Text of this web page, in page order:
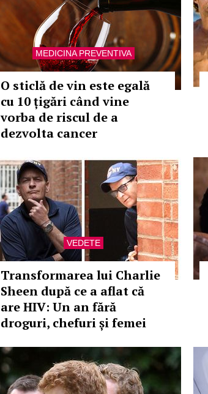
MEDICINA PREVENTIVA
O sticlă de vin este egală
cu 10 țigări când vine
vorba de riscul de a
dezvolta cancer
VEDETE
Transformarea lui Charlie
Sheen după ce a aflat că
are HIV: Un an fără
droguri, chefuri și femei